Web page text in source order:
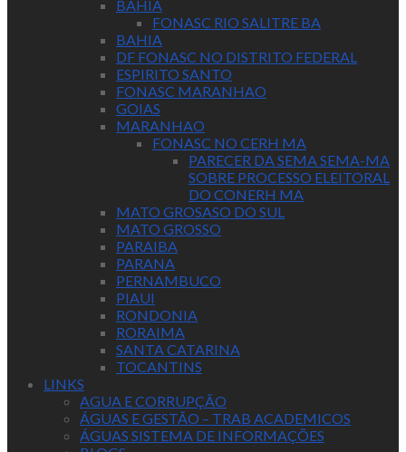
BAHIA
FONASC RIO SALITRE BA
BAHIA
DF FONASC NO DISTRITO FEDERAL
ESPIRITO SANTO
FONASC MARANHAO
GOIAS
MARANHAO
FONASC NO CERH MA
PARECER DA SEMA SEMA-MA
SOBRE PROCESSO ELEITORAL
DO CONERH MA
MATO GROSASO DO SUL
MATO GROSSO
PARAIBA
PARANA
PERNAMBUCO
PIAUI
RONDONIA
RORAIMA
SANTA CATARINA
TOCANTINS
LINKS
AGUA E CORRUPÇÃO
ÁGUAS E GESTÃO – TRAB ACADEMICOS
ÁGUAS SISTEMA DE INFORMAÇÕES